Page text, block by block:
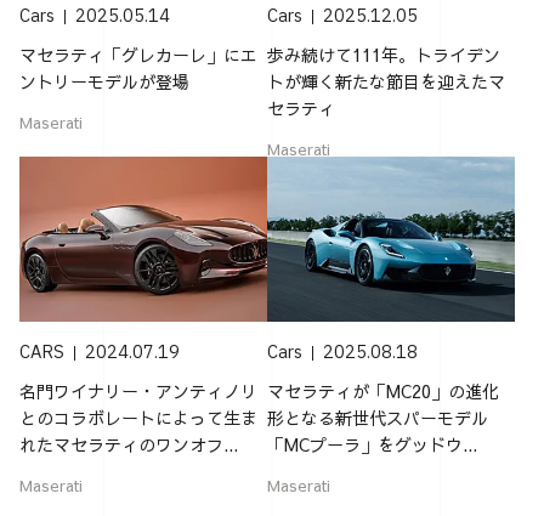
Cars 2025.05.14
マセラティ「グレカーレ」にエ
ントリーモデルが登場
Maserati
Cars 2025.12.05
歩み続けて111年。トライデン
トが輝く新たな節目を迎えたマ
セラティ
Maserati
CARS 2024.07.19
名門ワイナリー・アンティノリ
とのコラボレートによって生ま
れたマセラティのワンオフ...
Maserati
Cars 2025.08.18
マセラティが「MC20」の進化
形となる新世代スパーモデル
「MCプーラ」をグッドウ...
Maserati